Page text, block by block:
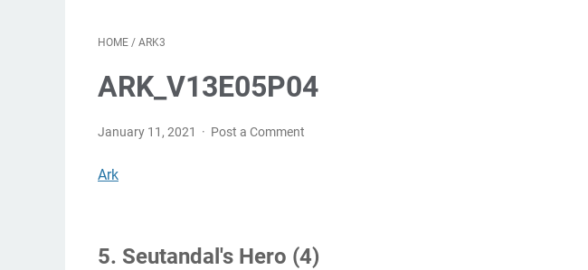
HOME / ARK3
ARK_V13E05P04
January 11, 2021 Post a Comment
Ark
5. Seutandal's Hero (4)